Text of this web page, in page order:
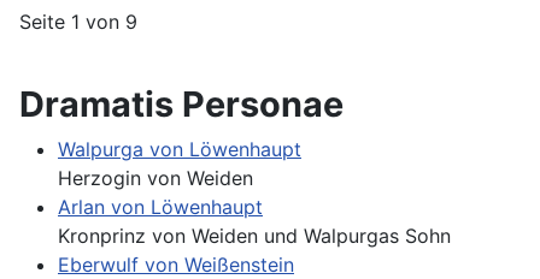
Seite 1 von 9
Dramatis Personae
Walpurga von Löwenhaupt
Herzogin von Weiden
Arlan von Löwenhaupt
Kronprinz von Weiden und Walpurgas Sohn
Eberwulf von Weißenstein